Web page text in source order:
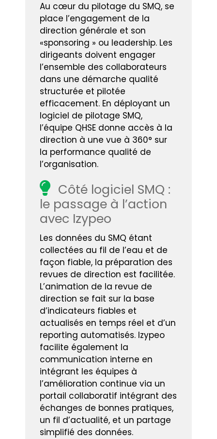
Au cœur du pilotage du SMQ, se
place l’engagement de la
direction générale et son
«sponsoring » ou leadership. Les
dirigeants doivent engager
l’ensemble des collaborateurs
dans une démarche qualité
structurée et pilotée
efficacement. En déployant un
logiciel de pilotage SMQ,
l’équipe QHSE donne accès à la
direction à une vue à 360° sur
la performance qualité de
l’organisation.
Côté logiciel SMQ :
le passage à l’action
avec Izypeo
Les données du SMQ étant
collectées au fil de l’eau et de
façon fiable, la préparation des
revues de direction est facilitée.
L’animation de la revue de
direction se fait sur la base
d’indicateurs fiables et
actualisés en temps réel et d’un
reporting automatisés. Izypeo
facilite également la
communication interne en
intégrant les équipes à
l’amélioration continue via un
portail collaboratif intégrant des
échanges de bonnes pratiques,
un fil d’actualité, et un partage
simplifié des données.